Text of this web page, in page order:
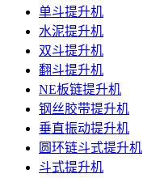
单斗提升机
水泥提升机
双斗提升机
翻斗提升机
NE板链提升机
钢丝胶带提升机
垂直振动提升机
圆环链斗式提升机
斗式提升机